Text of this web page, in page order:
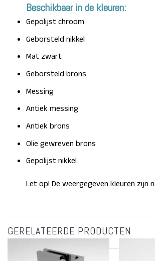
Beschikbaar in de kleuren:
Gepolijst chroom
Geborsteld nikkel
Mat zwart
Geborsteld brons
Messing
Antiek messing
Antiek brons
Olie gewreven brons
Gepolijst nikkel
Let op! De weergegeven kleuren zijn
GERELATEERDE PRODUCTEN